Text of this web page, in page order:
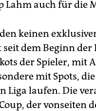
Lahm auch für die
keinen
dem Beginn
der Spieler, mit
mit Spots,
Liga laufen. Die
der vonseiten